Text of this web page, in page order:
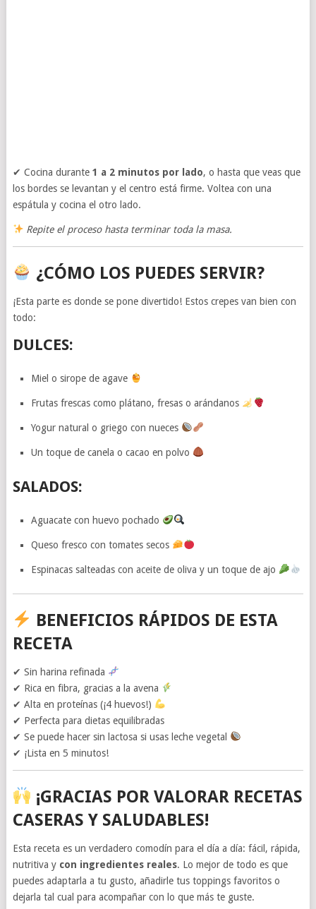
✔ Cocina durante 1 a 2 minutos por lado, o hasta que veas que
los bordes se levantan y el centro está firme. Voltea con una
espátula y cocina el otro lado.
Repite el proceso hasta terminar toda la masa.
¿CÓMO LOS PUEDES SERVIR?
¡Esta parte es donde se pone divertido! Estos crepes van bien con
todo:
DULCES:
Miel o sirope de agave
Frutas frescas como plátano, fresas o arándanos
Yogur natural o griego con nueces
Un toque de canela o cacao en polvo
SALADOS:
Aguacate con huevo pochado
Queso fresco con tomates secos
Espinacas salteadas con aceite de oliva y un toque de ajo
BENEFICIOS RÁPIDOS DE ESTA
RECETA
✔ Sin harina refinada
✔ Rica en fibra, gracias a la avena
✔ Alta en proteínas (¡4 huevos!)
✔ Perfecta para dietas equilibradas
✔ Se puede hacer sin lactosa si usas leche vegetal
✔ ¡Lista en 5 minutos!
¡GRACIAS POR VALORAR RECETAS
CASERAS Y SALUDABLES!
Esta receta es un verdadero comodín para el día a día: fácil, rápida,
nutritiva y con ingredientes reales. Lo mejor de todo es que
puedes adaptarla a tu gusto, añadirle tus toppings favoritos o
dejarla tal cual para acompañar con lo que más te guste.